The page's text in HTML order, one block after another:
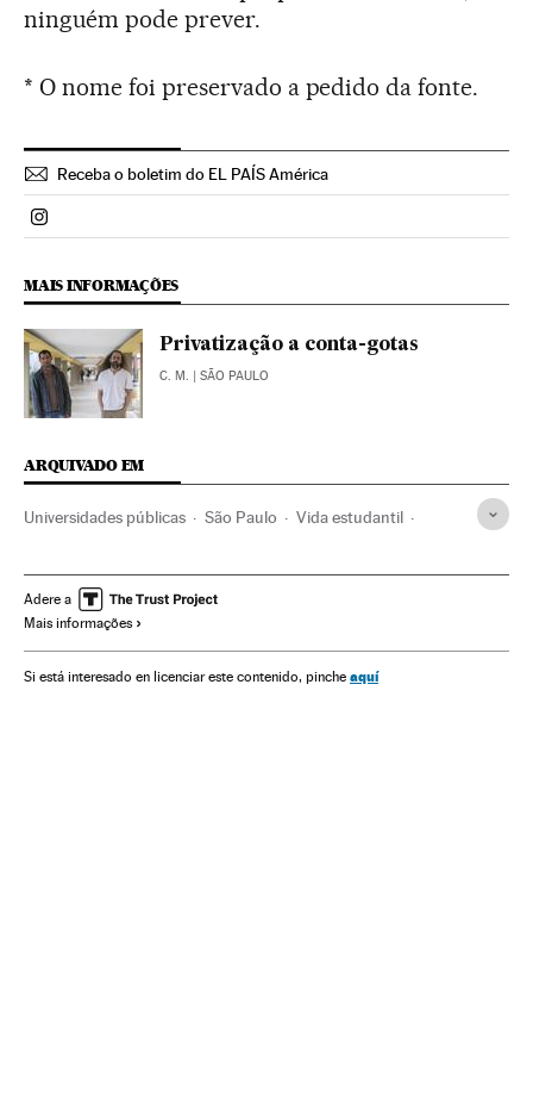
ninguém pode prever.
* O nome foi preservado a pedido da fonte.
Receba o boletim do EL PAÍS América
Politica El País Brasil en Instagram
MAIS INFORMAÇÕES
Privatização a conta-gotas
C. M. | SÃO PAULO
ARQUIVADO EM
Universidades públicas São Paulo Vida estudantil
Educação superior Comunidade educativa
América do Sul
América Educação Radiografia de um país
Adere a
Mais informações
Si está interesado en licenciar este contenido, pinche aquí